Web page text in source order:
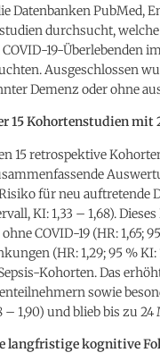
Datenbanken PubMed,
durchsucht,
19-Überlebenden
Ausgeschlossen
Demenz oder ohne
15 Kohortenstudien mit
15 retrospektive
für neu auftretende
KI: 1,33 – 1,68).
COVID-19 (HR: 1,65;
(HR: 1,29; 95 %
Kohorten. Das
sowie
– 1,90) und blieb bis zu
langfristige kognitive